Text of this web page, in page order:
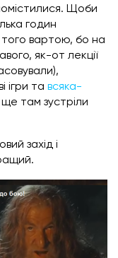
Щоби
годин
вартою, бо на
як-от лекції
ігри та всяка-
там зустріли
захід і